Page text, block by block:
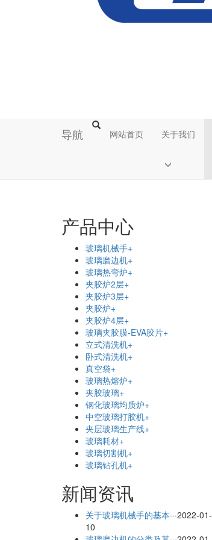
导航 网站首页 关于我们
产品中心
玻璃机械手+
玻璃磨边机+
玻璃热弯炉+
夹胶炉2层+
夹胶炉3层+
夹胶炉+
夹胶炉4层+
玻璃夹胶膜-EVA胶片+
立式清洗机+
卧式清洗机+
真空袋+
玻璃热熔炉+
夹胶玻璃+
钢化玻璃均质炉+
中空玻璃打胶机+
夹层玻璃生产线+
玻璃耗材+
玻璃切割机+
玻璃钻孔机+
新闻资讯
关于玻璃机械手的基本···2022-01-
10